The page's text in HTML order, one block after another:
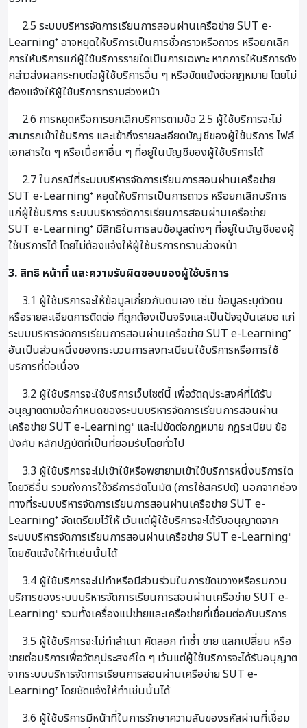
2.5 ระบบบริหารจัดการเรียนการสอนผ่านเครือข่าย SUT e-
Learning⁺ อาจหยุดให้บริการเป็นการชั่วคราวหรือถาวร หรือยกเลิก
การให้บริการแก่ผู้ใช้บริการรายใดเป็นการเฉพาะ หากการให้บริการดัง
กล่าวส่งผลกระทบต่อผู้ใช้บริการอื่น ๆ หรือขัดแย้งต่อกฎหมาย โดยไม่
ต้องแจ้งให้ผู้ใช้บริการทราบล่วงหน้า
2.6 การหยุดหรือการยกเลิกบริการตามข้อ 2.5 ผู้ใช้บริการจะไม่
สามารถเข้าใช้บริการ และเข้าถึงรายละเอียดบัญชีของผู้ใช้บริการ ไฟล์
เอกสารใด ๆ หรือเนื้อหาอื่น ๆ ที่อยู่ในบัญชีของผู้ใช้บริการได้
2.7 ในกรณีที่ระบบบริหารจัดการเรียนการสอนผ่านเครือข่าย
SUT e-Learning⁺ หยุดให้บริการเป็นการถาวร หรือยกเลิกบริการ
แก่ผู้ใช้บริการ ระบบบริหารจัดการเรียนการสอนผ่านเครือข่าย
SUT e-Learning⁺ มีสิทธิในการลบข้อมูลต่างๆ ที่อยู่ในบัญชีของผู้
ใช้บริการได้ โดยไม่ต้องแจ้งให้ผู้ใช้บริการทราบล่วงหน้า
3. สิทธิ หน้าที่ และความรับผิดชอบของผู้ใช้บริการ
3.1 ผู้ใช้บริการจะให้ข้อมูลเกี่ยวกับตนเอง เช่น ข้อมูลระบุตัวตน
หรือรายละเอียดการติดต่อ ที่ถูกต้องเป็นจริงและเป็นปัจจุบันเสมอ แก่
ระบบบริหารจัดการเรียนการสอนผ่านเครือข่าย SUT e-Learning⁺
อันเป็นส่วนหนึ่งของกระบวนการลงทะเบียนใช้บริการหรือการใช้
บริการที่ต่อเนื่อง
3.2 ผู้ใช้บริการจะใช้บริการเว็บไซต์นี้ เพื่อวัตถุประสงค์ที่ได้รับ
อนุญาตตามข้อกำหนดของระบบบริหารจัดการเรียนการสอนผ่าน
เครือข่าย SUT e-Learning⁺ และไม่ขัดต่อกฎหมาย กฎระเบียบ ข้อ
บังคับ หลักปฏิบัติที่เป็นที่ยอมรับโดยทั่วไป
3.3 ผู้ใช้บริการจะไม่เข้าใช้หรือพยายามเข้าใช้บริการหนึ่งบริการใด
โดยวิธีอื่น รวมถึงการใช้วิธีการอัตโนมัติ (การใช้สคริปต์) นอกจากช่อง
ทางที่ระบบบริหารจัดการเรียนการสอนผ่านเครือข่าย SUT e-
Learning⁺ จัดเตรียมไว้ให้ เว้นแต่ผู้ใช้บริการจะได้รับอนุญาตจาก
ระบบบริหารจัดการเรียนการสอนผ่านเครือข่าย SUT e-Learning⁺
โดยชัดแจ้งให้ทำเช่นนั้นได้
3.4 ผู้ใช้บริการจะไม่ทำหรือมีส่วนร่วมในการขัดขวางหรือรบกวน
บริการของระบบบริหารจัดการเรียนการสอนผ่านเครือข่าย SUT e-
Learning⁺ รวมทั้งเครื่องแม่ข่ายและเครือข่ายที่เชื่อมต่อกับบริการ
3.5 ผู้ใช้บริการจะไม่ทำสำเนา คัดลอก ทำซ้ำ ขาย แลกเปลี่ยน หรือ
ขายต่อบริการเพื่อวัตถุประสงค์ใด ๆ เว้นแต่ผู้ใช้บริการจะได้รับอนุญาต
จากระบบบริหารจัดการเรียนการสอนผ่านเครือข่าย SUT e-
Learning⁺ โดยชัดแจ้งให้ทำเช่นนั้นได้
3.6 ผู้ใช้บริการมีหน้าที่ในการรักษาความลับของรหัสผ่านที่เชื่อม